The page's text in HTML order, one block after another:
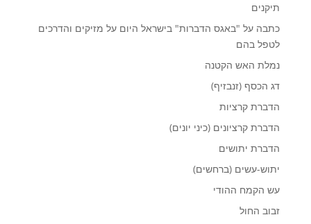
תיקנים
כתבה על "באגס הדברות" בישראל היום על מזיקים והדרכים
לטפל בהם
נמלת האש הקטנה
דג הכסף (זנבזיף)
הדברת קרציות
הדברת קרציונים (כיני יונים)
הדברת יתושים
יתוש-עשים (ברחשים)
עש הקמח ההודי
זבוב החול